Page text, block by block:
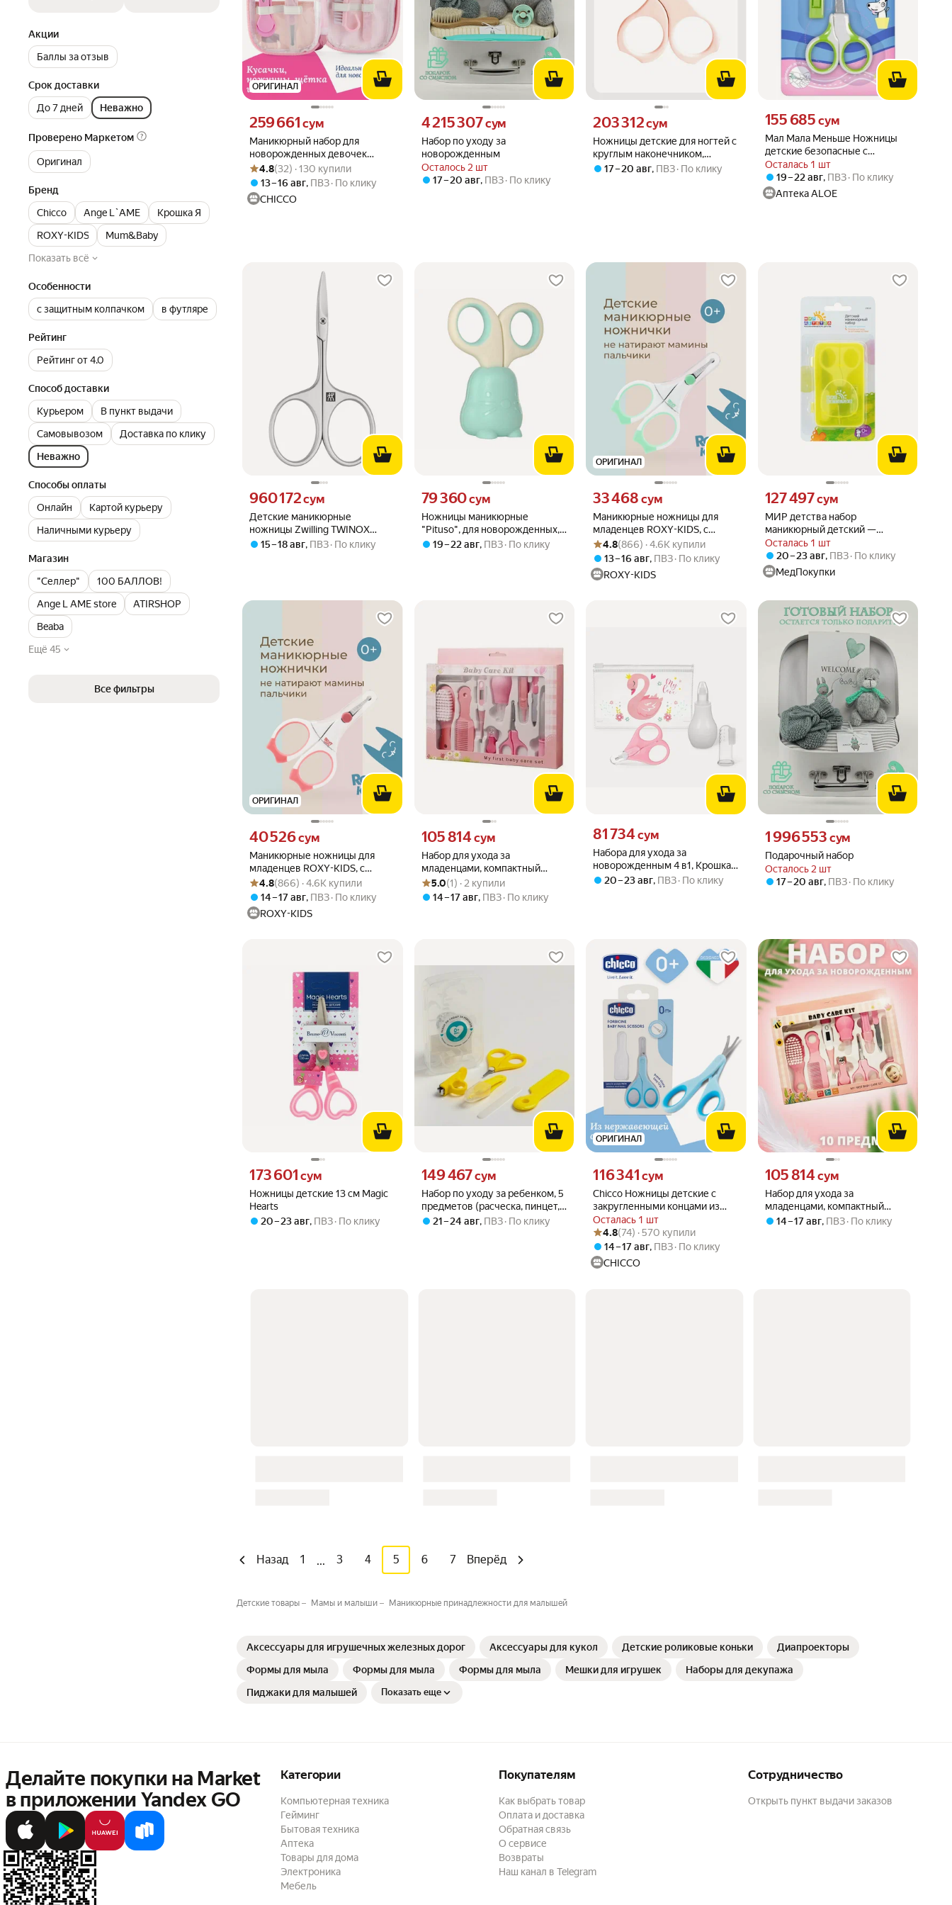
Акции
Баллы за отзыв
Срок доставки
До 7 дней
Неважно
Проверено Маркетом
Оригинал
Бренд
Chicco
Ange L`AME
Крошка Я
ROXY-KIDS
Mum&Baby
Показать всё
Особенности
с защитным колпачком
в футляре
Рейтинг
Рейтинг от 4.0
Способ доставки
Курьером
В пункт выдачи
Самовывозом
Доставка по клику
Неважно
Способы оплаты
Онлайн
Картой курьеру
Наличными курьеру
Магазин
"Селлер"
100 БАЛЛОВ!
Ange L AME store
ATIRSHOP
Beaba
Ещё 45
Все фильтры
ОРИГИНАЛ
Маникюрный набор для
новорожденных девочек
Chicco Happy Hands, розовый
Цена 259661 сум вместо
259 661 сум
Рейтинг товара: 4.8 из 5
Оценок: (32) · 130 купили
4.8(32) · 130 купили
13 – 16 авг, ПВЗ По клику
CHICCO
Набор по уходу за
новорожденным
Осталось 2 шт
Цена 4215307 сум вместо
4 215 307сум
17 – 20 авг, ПВЗ По клику
Ножницы детские для ногтей с
круглым наконечником,
безопасные ножницы для
Цена 203312 сум вместо
203 312сум
17 – 20 авг, ПВЗ По клику
Мал Мала Меньше Ножницы
детские безопасные с
защитным колпачком, 1 шт.
Осталась 1 шт
Цена 155685 сум вместо
155 685 сум
19 – 22 авг, ПВЗ По клику
Аптека ALOE
Детские маникюрные
ножницы Zwilling TWINOX
47558-090, 90 мм,
Цена 960172 сум вместо
960 172сум
15 – 18 авг, ПВЗ По клику
Ножницы маникюрные
"Pituso", для новорожденных, с
защитным колпачком,
Цена 79360 сум вместо
79 360сум
19 – 22 авг, ПВЗ По клику
ОРИГИНАЛ
Маникюрные ножницы для
младенцев ROXY-KIDS, с
колпачком, нержавеющая
сталь, мятные
Цена 33468 сум вместо
33 468 сум
Рейтинг товара: 4.8 из 5
Оценок: (866) · 4.6K купили
4.8(866) · 4.6K купили
13 – 16 авг, ПВЗ По клику
ROXY-KIDS
МИР детства набор
маникюрный детский —
Детский маникюрный набор в
пенале. В набор входят:
ножницы - 1 шт, щипчики для…
Осталась 1 шт
Цена 127497 сум вместо
127 497сум
20 – 23 авг, ПВЗ По клику
МедПокупки
ОРИГИНАЛ
Маникюрные ножницы для
младенцев ROXY-KIDS, с
колпачком, нержавеющая
сталь, розовые
Цена 40526 сум вместо
40 526сум
Рейтинг товара: 4.8 из 5
Оценок: (866) · 4.6K купили
4.8(866) · 4.6K купили
14 – 17 авг, ПВЗ По клику
ROXY-KIDS
Набор для ухода за
младенцами, компактный
размер, легко хранить дома и
брать с собой в поездки
Цена 105814 сум вместо
105 814 сум
Рейтинг товара: 5.0 из 5
Оценок: (1) · 2 купили
5.0(1) · 2 купили
14 – 17 авг, ПВЗ По клику
Набора для ухода за
новорожденным 4 в1, Крошка
Я, 10785678
Цена 81734 сум вместо
81 734 сум
20 – 23 авг, ПВЗ По клику
Подарочный набор
Осталось 2 шт
Цена 1996553 сум вместо
1 996 553 сум
17 – 20 авг, ПВЗ По клику
Ножницы детские 13 см Magic
Hearts
Цена 173601 сум вместо
173 601 сум
20 – 23 авг, ПВЗ По клику
Набор по уходу за ребенком, 5
предметов (расческа, пинцет,
ножницы, книпсер, пилка),
Цена 149467 сум вместо
149 467сум
21 – 24 авг, ПВЗ По клику
ОРИГИНАЛ
Chicco Ножницы детские с
закругленными концами из
нержавеющей стали с чехлом,
голубые
Осталась 1 шт
Цена 116341 сум вместо
116 341 сум
Рейтинг товара: 4.8 из 5
Оценок: (74) · 570 купили
4.8(74) · 570 купили
14 – 17 авг, ПВЗ По клику
CHICCO
Набор для ухода за
младенцами, компактный
размер, легко хранить дома и
Цена 105814 сум вместо
105 814 сум
14 – 17 авг, ПВЗ По клику
Назад 1 ... 3 4 5 6 7 Вперёд
Детские товары Мамы и малыши Маникюрные принадлежности для малышей
Аксессуары для игрушечных железных дорог Аксессуары для кукол Детские роликовые коньки
Диапроекторы
Формы для мыла
Формы для мыла Формы для мыла Мешки для игрушек
Наборы для декупажа
Пиджаки для малышей
Показать еще
Делайте покупки на Market
в приложении Yandex GO
Категории
Компьютерная техника
Гейминг
Бытовая техника
Аптека
Товары для дома
Электроника
Мебель
Покупателям
Как выбрать товар
Оплата и доставка
Обратная связь
О сервисе
Возвраты
Наш канал в Telegram
Сотрудничество
Открыть пункт выдачи заказов